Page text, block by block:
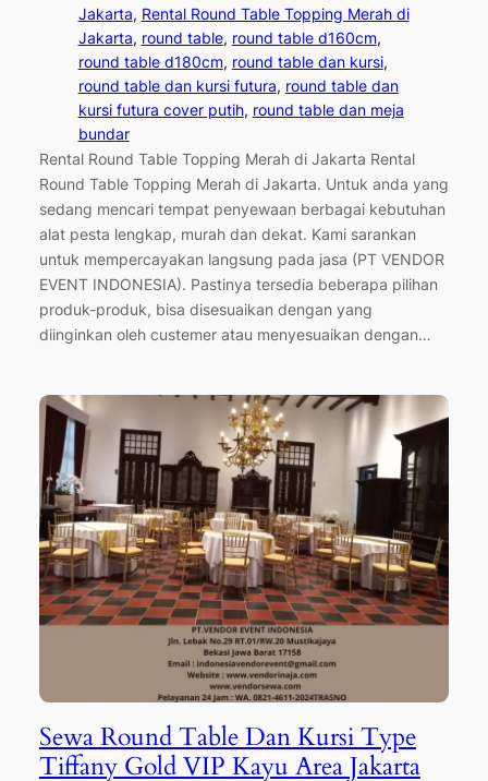
Jakarta, Rental Round Table Topping Merah di
Jakarta, round table, round table d160cm
round table d180cm, round table dan kursi
round table dan kursi futura, round table dan
kursi futura cover putih, round table dan meja
bundar
Rental Round Table Topping Merah di Jakarta Rental
Round Table Topping Merah di Jakarta. Untuk anda yang
sedang mencari tempat penyewaan berbagai kebutuhan
alat pesta lengkap, murah dan dekat. Kami sarankan
untuk mempercayakan langsung pada jasa (PT VENDOR
EVENT INDONESIA). Pastinya tersedia beberapa pilihan
produk-produk, bisa disesuaikan dengan yang
diinginkan oleh custemer atau menyesuaikan dengan…
Sewa Round Table Dan Kursi Type
Tiffany Gold VIP Kayu Area Jakarta